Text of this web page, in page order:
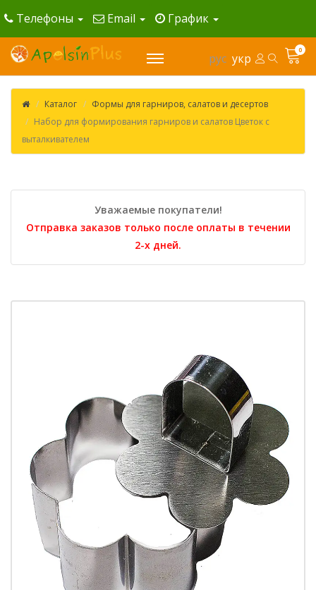
Телефоны Email График
рус укр
0
Каталог
Формы для гарниров, салатов и десертов
Набор для формирования гарниров и салатов Цветок с
выталкивателем
Уважаемые покупатели!
Отправка заказов только после оплаты в течении
2-х дней.